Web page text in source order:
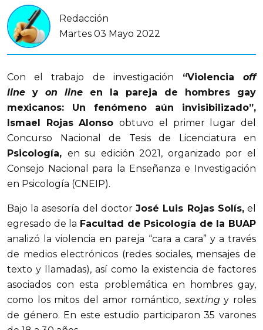
Redacción
Martes 03 Mayo 2022
Con el trabajo de investigación “Violenciaoff
line y on line en la pareja de hombres gay
mexicanos: Un fenómeno aún invisibilizado”,
Ismael Rojas Alonsoobtuvo el primer lugar del
Concurso Nacional de Tesis de Licenciatura en
Psicología, en su edición 2021, organizado por el
Consejo Nacional para la Enseñanza e Investigación
en Psicología (CNEIP).
Bajo la asesoría del doctorJosé Luis Rojas Solís,el
egresado de la Facultad de Psicología de la BUAP
analizó la violencia en pareja “cara a cara” y a través
de medios electrónicos (redes sociales, mensajes de
texto y llamadas), así como la existencia de factores
asociados con esta problemática en hombres gay,
como los mitos del amor romántico, sextingy roles
de género. En este estudio participaron 35 varones